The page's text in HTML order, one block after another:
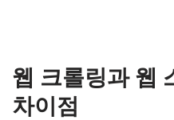
웹 크롤링과 웹
차이점